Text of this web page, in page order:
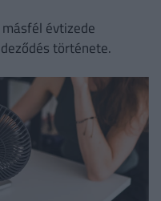
évtizede
története.